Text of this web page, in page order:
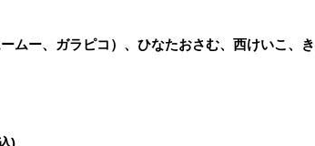
ムー、ガラピコ）、ひなたおさむ、西けいこ、
)